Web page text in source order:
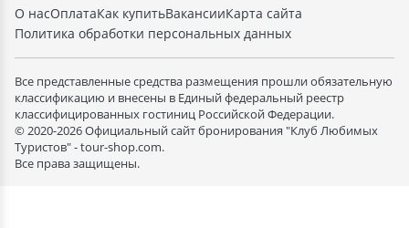
О насОплатаКак купитьВакансииКарта сайта
Политика обработки персональных данных
Все представленные средства размещения прошли обязательную
классификацию и внесены в Единый федеральный реестр
классифицированных гостиниц Российской Федерации.
© 2020-2026 Официальный сайт бронирования "Клуб Любимых
Туристов" - tour-shop.com.
Все права защищены.